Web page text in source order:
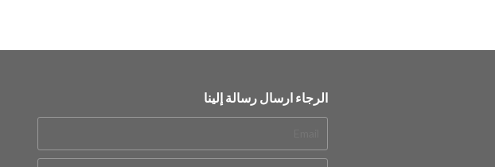
الرجاء ارسال رسالة إلينا